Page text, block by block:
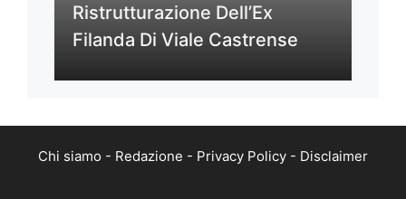
Ristrutturazione Dell’Ex
Filanda Di Viale Castrense
Chi siamo - Redazione - Privacy Policy - Disclaimer